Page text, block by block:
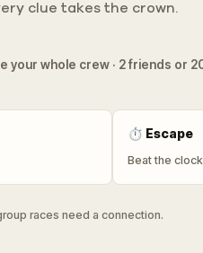
clue takes the crown.
your whole crew · 2 friends or
⏱ Escape
Beat the clock
races need a connection.